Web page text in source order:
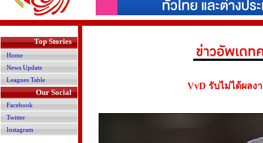
Top Stories
Home
News Update
Leagues Table
Our Social
Facebook
Twitter
Instagram
VvD รับไม่ได้ผลง